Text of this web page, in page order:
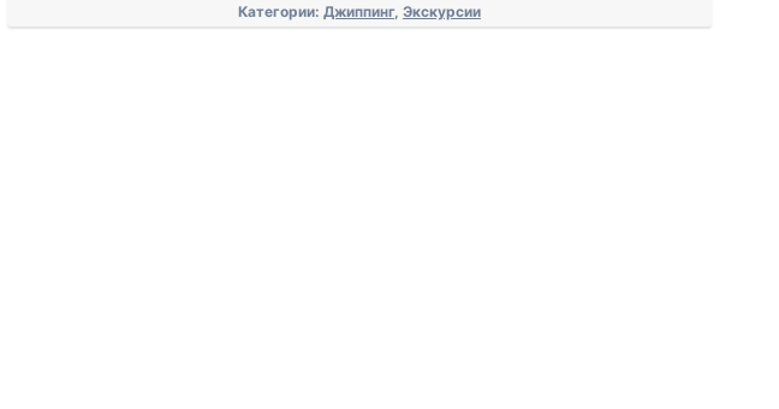
Категории: Джиппинг, Экскурсии